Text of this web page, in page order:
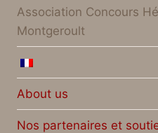
Association Concours
Montgeroult
About us
Nos partenaires et